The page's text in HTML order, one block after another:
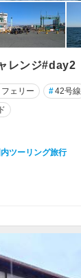
レンジ#day2
フェリー #42号線
ツーリング旅行